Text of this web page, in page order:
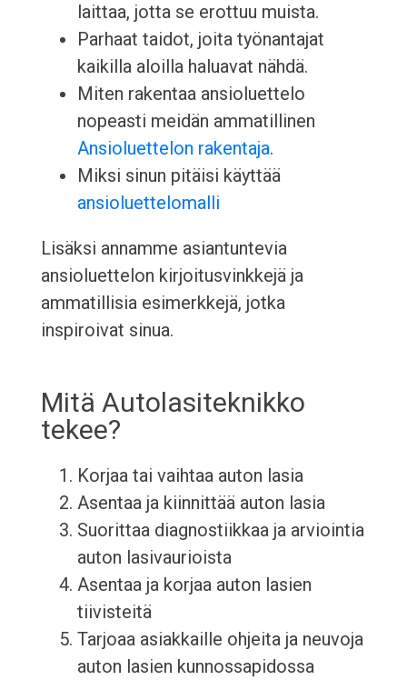
laittaa, jotta se erottuu muista.
Parhaat taidot, joita työnantajat
kaikilla aloilla haluavat nähdä.
Miten rakentaa ansioluettelo
nopeasti meidän ammatillinen
Ansioluettelon rakentaja.
Miksi sinun pitäisi käyttää
ansioluettelomalli
Lisäksi annamme asiantuntevia
ansioluettelon kirjoitusvinkkejä ja
ammatillisia esimerkkejä, jotka
inspiroivat sinua.
Mitä Autolasiteknikko
tekee?
Korjaa tai vaihtaa auton lasia
Asentaa ja kiinnittää auton lasia
Suorittaa diagnostiikkaa ja arviointia
auton lasivaurioista
Asentaa ja korjaa auton lasien
tiivisteitä
Tarjoaa asiakkaille ohjeita ja neuvoja
auton lasien kunnossapidossa